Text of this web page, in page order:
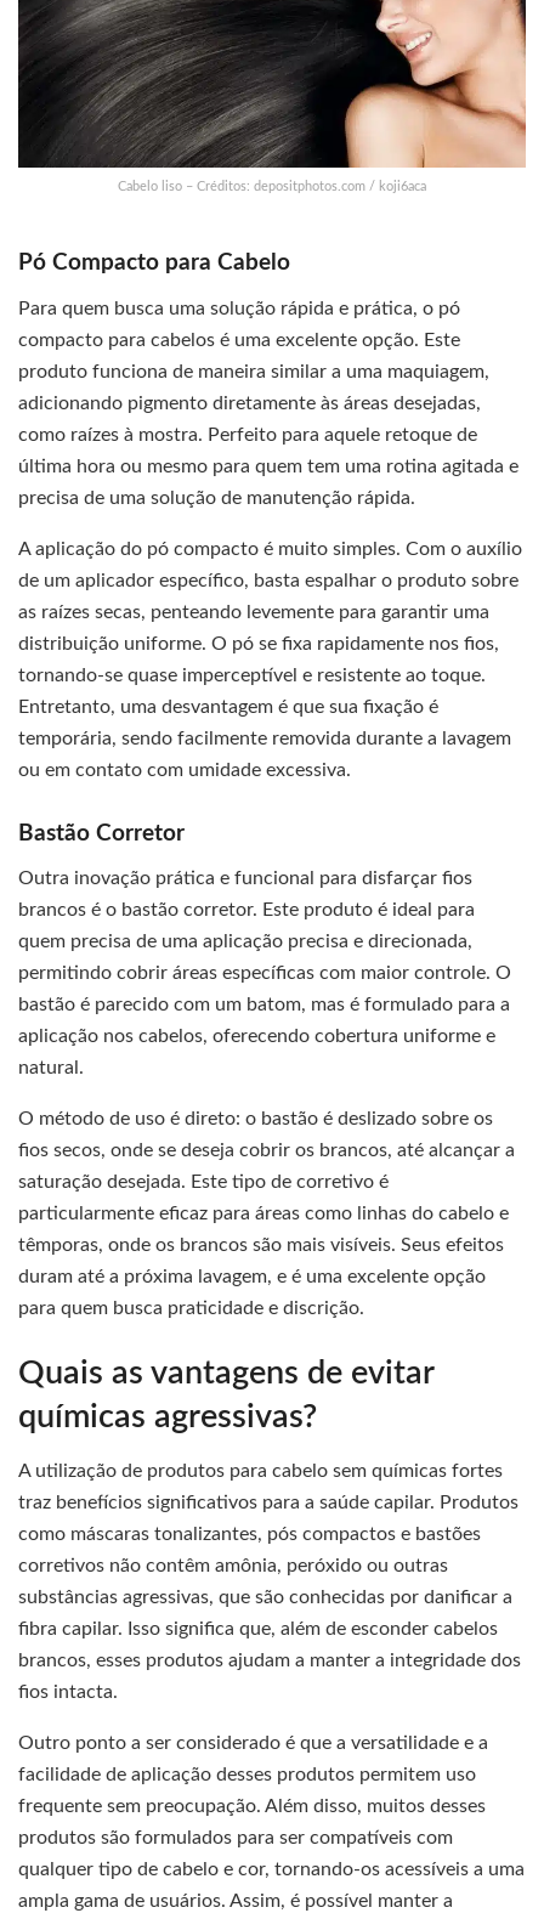
Cabelo liso – Créditos: depositphotos.com / koji6aca
Pó Compacto para Cabelo
Para quem busca uma solução rápida e prática, o pó
compacto para cabelos é uma excelente opção. Este
produto funciona de maneira similar a uma maquiagem,
adicionando pigmento diretamente às áreas desejadas,
como raízes à mostra. Perfeito para aquele retoque de
última hora ou mesmo para quem tem uma rotina agitada e
precisa de uma solução de manutenção rápida.
A aplicação do pó compacto é muito simples. Com o auxílio
de um aplicador específico, basta espalhar o produto sobre
as raízes secas, penteando levemente para garantir uma
distribuição uniforme. O pó se fixa rapidamente nos fios,
tornando-se quase imperceptível e resistente ao toque.
Entretanto, uma desvantagem é que sua fixação é
temporária, sendo facilmente removida durante a lavagem
ou em contato com umidade excessiva.
Bastão Corretor
Outra inovação prática e funcional para disfarçar fios
brancos é o bastão corretor. Este produto é ideal para
quem precisa de uma aplicação precisa e direcionada,
permitindo cobrir áreas específicas com maior controle. O
bastão é parecido com um batom, mas é formulado para a
aplicação nos cabelos, oferecendo cobertura uniforme e
natural.
O método de uso é direto: o bastão é deslizado sobre os
fios secos, onde se deseja cobrir os brancos, até alcançar a
saturação desejada. Este tipo de corretivo é
particularmente eficaz para áreas como linhas do cabelo e
têmporas, onde os brancos são mais visíveis. Seus efeitos
duram até a próxima lavagem, e é uma excelente opção
para quem busca praticidade e discrição.
Quais as vantagens de evitar
químicas agressivas?
A utilização de produtos para cabelo sem químicas fortes
traz benefícios significativos para a saúde capilar. Produtos
como máscaras tonalizantes, pós compactos e bastões
corretivos não contêm amônia, peróxido ou outras
substâncias agressivas, que são conhecidas por danificar a
fibra capilar. Isso significa que, além de esconder cabelos
brancos, esses produtos ajudam a manter a integridade dos
fios intacta.
Outro ponto a ser considerado é que a versatilidade e a
facilidade de aplicação desses produtos permitem uso
frequente sem preocupação. Além disso, muitos desses
produtos são formulados para ser compatíveis com
qualquer tipo de cabelo e cor, tornando-os acessíveis a uma
ampla gama de usuários. Assim, é possível manter a